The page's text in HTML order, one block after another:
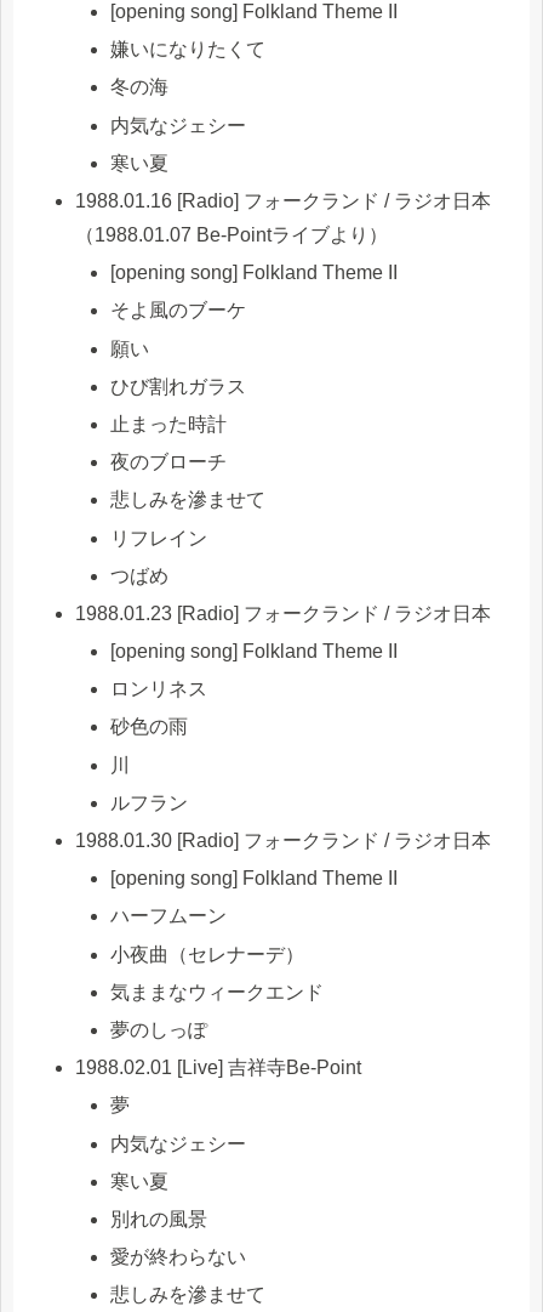
[opening song] Folkland Theme II
嫌いになりたくて
冬の海
内気なジェシー
寒い夏
1988.01.16 [Radio] フォークランド / ラジオ日本
（1988.01.07 Be-Pointライブより）
[opening song] Folkland Theme II
そよ風のブーケ
願い
ひび割れガラス
止まった時計
夜のブローチ
悲しみを滲ませて
リフレイン
つばめ
1988.01.23 [Radio] フォークランド / ラジオ日本
[opening song] Folkland Theme II
ロンリネス
砂色の雨
川
ルフラン
1988.01.30 [Radio] フォークランド / ラジオ日本
[opening song] Folkland Theme II
ハーフムーン
小夜曲（セレナーデ）
気ままなウィークエンド
夢のしっぽ
1988.02.01 [Live] 吉祥寺Be-Point
夢
内気なジェシー
寒い夏
別れの風景
愛が終わらない
悲しみを滲ませて